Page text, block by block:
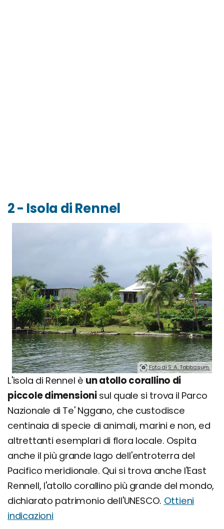
2 - Isola di Rennel
Foto di S. A. Tabbasum.
L'isola di Rennel è un atollo corallino di
piccole dimensionisul quale si trova il Parco
Nazionale di Te' Nggano, che custodisce
centinaia di specie di animali, marini e non, ed
altrettanti esemplari di flora locale. Ospita
anche il più grande lago dell'entroterra del
Pacifico meridionale. Qui si trova anche l'East
Rennell, l'atollo corallino più grande del mondo,
dichiarato patrimonio dell'UNESCO. Ottieni
indicazioni